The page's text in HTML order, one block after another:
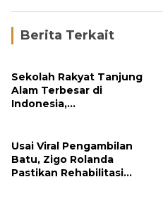
Berita Terkait
Sekolah Rakyat Tanjung
Alam Terbesar di
Indonesia,
Usai Viral Pengambilan
Batu, Zigo Rolanda
Pastikan Rehabilitasi